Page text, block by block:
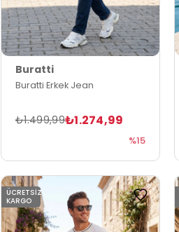
Buratti
Buratti Erkek Jean
₺1.274,99
₺1.499,99
%15
ÜCRETSIZ
KARGO